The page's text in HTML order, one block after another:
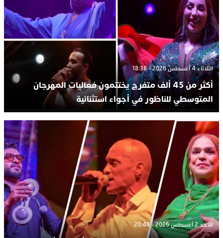
الثلاثاء 4 أغسطس 2026 - 18:38
أكثر من 45 ألف متفرج يختتمون فعاليات المهرجان
المتوسطي للناظور في أجواء استثنائية
الأحد 2 أغسطس 2026 - 20:48